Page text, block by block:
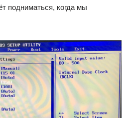
подниматься, когда мы